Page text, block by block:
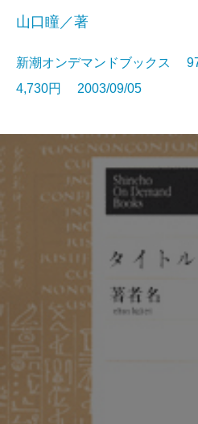
山口瞳／著
新潮オンデマンドブックス
4,730円 2003/09/05